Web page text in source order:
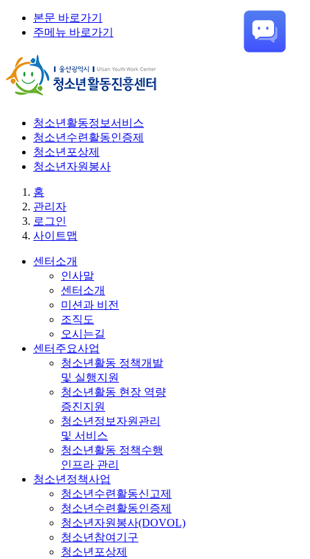
본문 바로가기
주메뉴 바로가기
청소년활동정보서비스
청소년수련활동인증제
청소년포상제
청소년자원봉사
홈
관리자
로그인
사이트맵
센터소개
인사말
센터소개
미션과 비전
조직도
오시는길
센터주요사업
청소년활동 정책개발
및 실행지원
청소년활동 현장 역량
증진지원
청소년정보자원관리
및 서비스
청소년활동 정책수행
인프라 관리
청소년정책사업
청소년수련활동신고제
청소년수련활동인증제
청소년자원봉사(DOVOL)
청소년참여기구
청소년포상제